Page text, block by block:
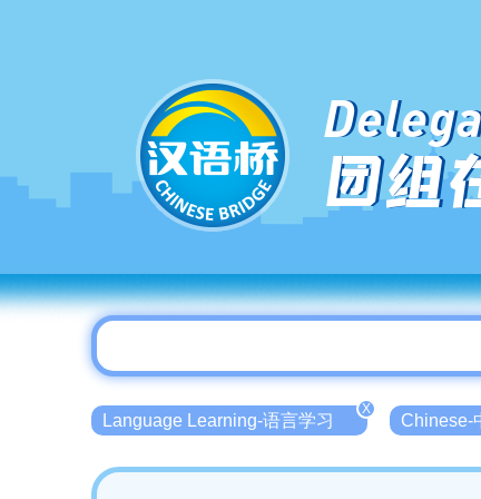
团组
Language Learning-语言学习
X
Chinese-